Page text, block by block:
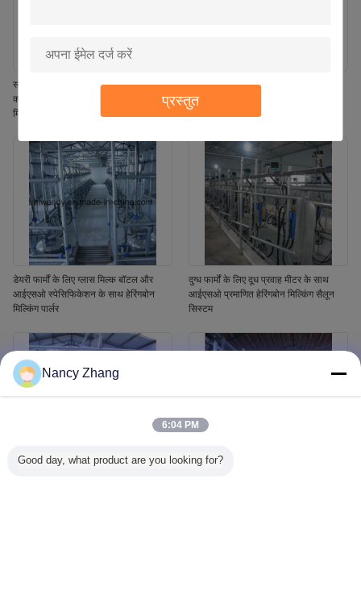
प्रस्तुत
स्वचालित मिल्किंग पार्लर के लिए स्वचालित
क्लस्टर रिमूवल सिस्टम, जिसमें स्वचालित
मिल्किंग, एडजस्टेबल पल्सेशन फ्रीक्वेंसी और
डेयरी गाय दुहने का पार्लर उपकरण, हेरिंगबोन
लेआउट, स्वचालित कप रिमूवर और आईएसओ
विनिर्देश मोबाइल मिल्किंग मशीन के साथ
डेयरी फार्मों के लिए ग्लास मिल्क बॉटल और
आईएसओ स्पेसिफिकेशन के साथ हेरिंगबोन
मिल्किंग पार्लर
दुग्ध फार्मों के लिए दूध प्रवाह मीटर के साथ
आईएसओ प्रमाणित हेरिंगबोन मिल्किंग सैलून
सिस्टम
Nancy Zhang
6:04 PM
Good day, what product are you looking for?